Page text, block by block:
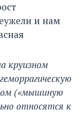
и нам
круизном
(«мышиную
относятся к